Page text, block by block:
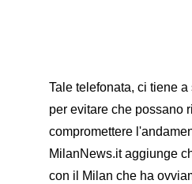
Tale telefonata, ci tiene
per evitare che possano
compromettere
MilanNews.it aggiunge
con il Milan che ha